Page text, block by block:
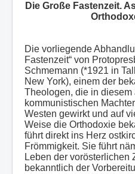
Die Große Fastenzeit.
Die vorliegende
Fastenzeit“ von
Schmemann (*1921 in
New York), einem der
Theologen, die in
kommunistischen
Westen gewirkt und auf
Weise die Orthodoxie
führt direkt ins Herz
Frömmigkeit. Sie führt
Leben der vorösterlichen
bekanntlich der